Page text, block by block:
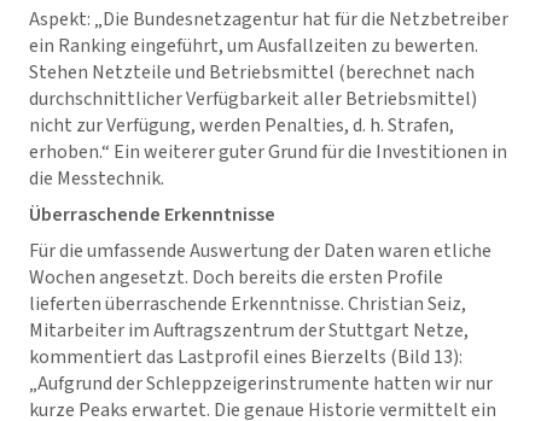
Aspekt: „Die Bundesnetzagentur hat für die Netzbetreiber
ein Ranking eingeführt, um Ausfallzeiten zu bewerten.
Stehen Netzteile und Betriebsmittel (berechnet nach
durchschnittlicher Verfügbarkeit aller Betriebsmittel)
nicht zur Verfügung, werden Penalties, d. h. Strafen,
erhoben.“ Ein weiterer guter Grund für die Investitionen in
die Messtechnik.
Überraschende Erkenntnisse
Für die umfassende Auswertung der Daten waren etliche
Wochen angesetzt. Doch bereits die ersten Profile
lieferten überraschende Erkenntnisse. Christian Seiz,
Mitarbeiter im Auftragszentrum der Stuttgart Netze,
kommentiert das Lastprofil eines Bierzelts (Bild 13):
„Aufgrund der Schleppzeigerinstrumente hatten wir nur
kurze Peaks erwartet. Die genaue Historie vermittelt ein